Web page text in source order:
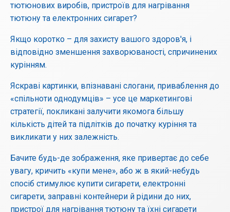
тютюнових виробів, пристроїв для нагрівання
тютюну та електронних сигарет?
Якщо коротко – для захисту вашого здоров'я, і
відповідно зменшення захворюваності, спричинених
курінням.
Яскраві картинки, впізнавані слогани, приваблення до
«спільноти однодумців» – усе це маркетингові
стратегії, покликані залучити якомога більшу
кількість дітей та підлітків до початку куріння та
викликати у них залежність.
Бачите будь-де зображення, яке привертає до себе
увагу, кричить «купи мене», або ж в який-небудь
спосіб стимулює купити сигарети, електронні
сигарети, заправні контейнери й рідини до них,
пристрої для нагрівання тютюну та їхні сигарети